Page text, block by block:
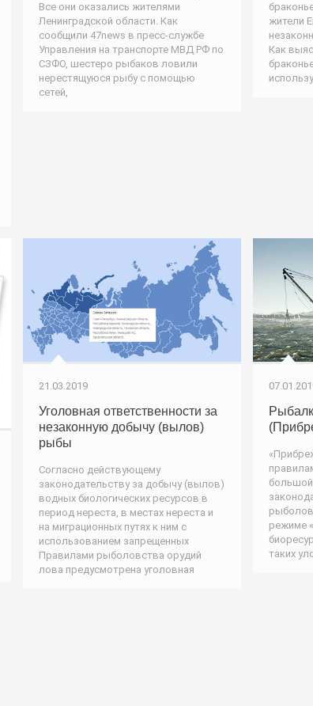
Все они оказались жителями
Ленинградской области. Как
сообщили 47news в пресс-службе
Управления на транспорте МВД РФ по
СЗФО, шестеро рыбаков ловили
нерестящуюся рыбу с помощью
сетей,
жители
Как
21.03.2019
Уголовная ответственности за
незаконную добычу (вылов)
рыбы
Согласно действующему
законодательству за добычу (вылов)
водных биологических ресурсов в
период нереста, в местах нереста и
на миграционных путях к ним с
использованием запрещенных
Правилами рыболовства орудий
лова предусмотрена уголовная
большой
режиме
таких